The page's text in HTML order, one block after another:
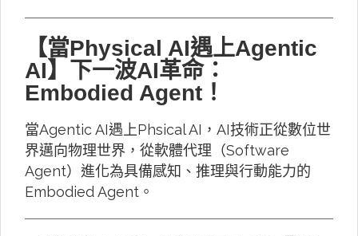
【當Physical AI遇上Agentic
AI】下一波AI革命：
Embodied Agent！
當Agentic AI遇上Phsical AI，AI技術正從數位世
界邁向物理世界，從軟體代理（Software
Agent）進化為具備感知、推理與行動能力的
Embodied Agent。